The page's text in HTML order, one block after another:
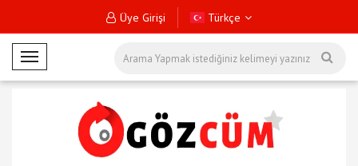
Üye Girişi Türkçe
M
o